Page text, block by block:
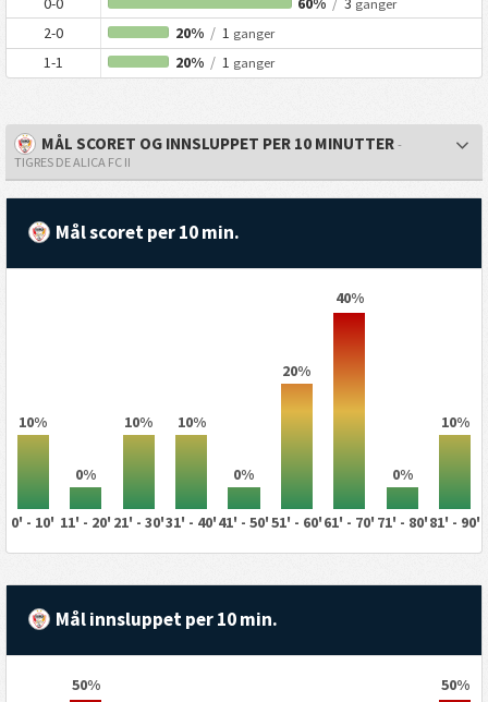
ganger
2-0 20% /1 ganger
1-1 20% /1 ganger
MÅL SCORET OG INNSLUPPET PER 10 MINUTTER -
TIGRES DE ALICA FC II
Mål scoret per 10 min.
10%
0%
10% 10%
0%
20%
40%
0%
10%
0' - 10' 11' - 20' 21' - 30'31' - 40'41' - 50'51' - 60'61' - 70' 71' - 80'81' - 90'
Mål innsluppet per 10 min.
50% 50%